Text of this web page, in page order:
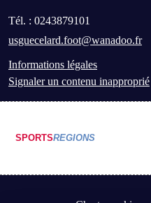
Tél. : 0243879101
usguecelard.foot@wanadoo.fr
Informations légales
Signaler un contenu inapproprié
SPORTSREGIONS